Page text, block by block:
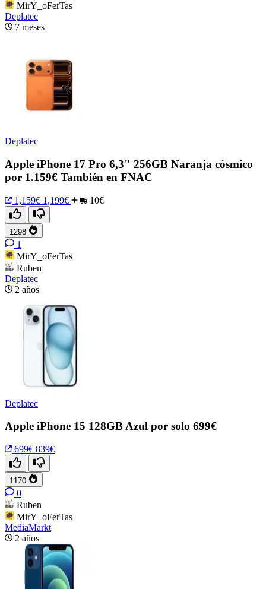
MirY_oFerTas
Deplatec
7 meses
Deplatec
Apple iPhone 17 Pro 6,3" 256GB Naranja cósmico
por 1.159€ También en FNAC
1,159€ 1,199€ 10€
1298
1
MirY_oFerTas
Ruben
Deplatec
2 años
Deplatec
Apple iPhone 15 128GB Azul por solo 699€
699€ 839€
1170
0
Ruben
MirY_oFerTas
MediaMarkt
2 años